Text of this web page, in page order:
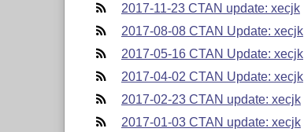
2017-11-23 CTAN update: xecjk
2017-08-08 CTAN Update: xecjk
2017-05-16 CTAN Update: xecjk
2017-04-02 CTAN Update: xecjk
2017-02-23 CTAN update: xecjk
2017-01-03 CTAN update: xecjk